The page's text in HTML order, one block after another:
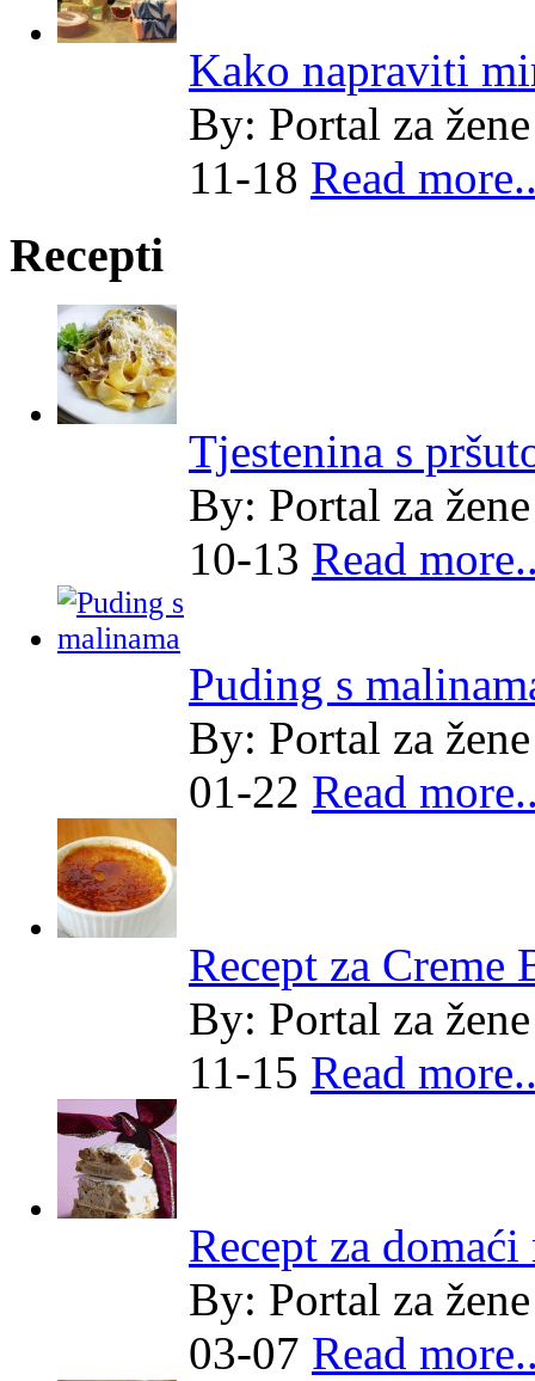
Kako napraviti
By: Portal za žene
11-18 Read
Recepti
Tjestenina s
By: Portal za žene
10-13 Read
Puding s
By: Portal za žene
01-22 Read
Recept za Creme
By: Portal za žene
11-15 Read
Recept za
By: Portal za žene
03-07 Read